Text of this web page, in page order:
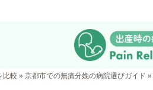
比較 » 京都市での無痛分娩の病院選びガイド »